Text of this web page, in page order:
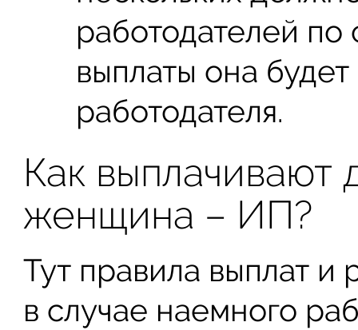
работодателей по
выплаты она
работодателя.
Как выплачивают
женщина – ИП?
Тут правила выплат и
в случае наемного